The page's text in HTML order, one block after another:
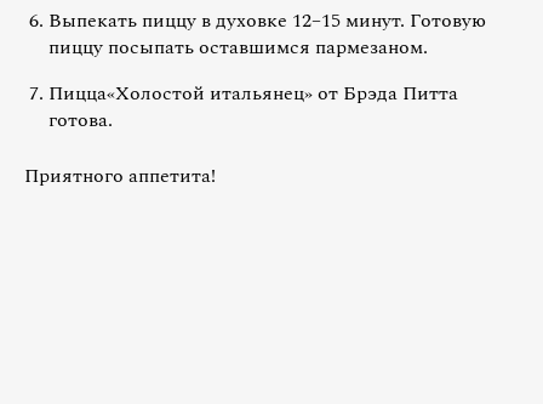
Выпекать пиццу в духовке 12–15 минут. Готовую
пиццу посыпать оставшимся пармезаном.
Пицца«Холостой итальянец» от Брэда Питта
готова.
Приятного аппетита!